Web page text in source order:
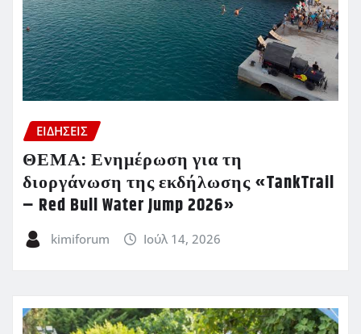
ΕΙΔΗΣΕΙΣ
ΘΕΜΑ: Ενημέρωση για τη
διοργάνωση της εκδήλωσης «TankTrail
– Red Bull Water Jump 2026»
kimiforum Ιούλ 14, 2026